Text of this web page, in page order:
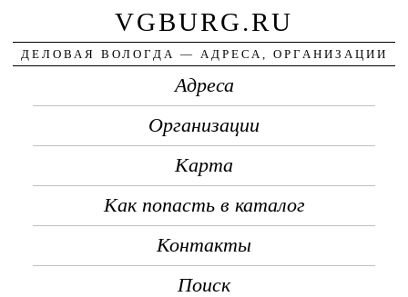
VGBURG.RU
ДЕЛОВАЯ ВОЛОГДА — АДРЕСА, ОРГАНИЗАЦИИ
Адреса
Организации
Карта
Как попасть в каталог
Контакты
Поиск